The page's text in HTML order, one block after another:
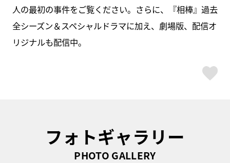
人の最初の事件をご覧ください。さらに、『相棒』過去
全シーズン＆スペシャルドラマに加え、劇場版、配信オ
リジナルも配信中。
フォトギャラリー
PHOTO GALLERY